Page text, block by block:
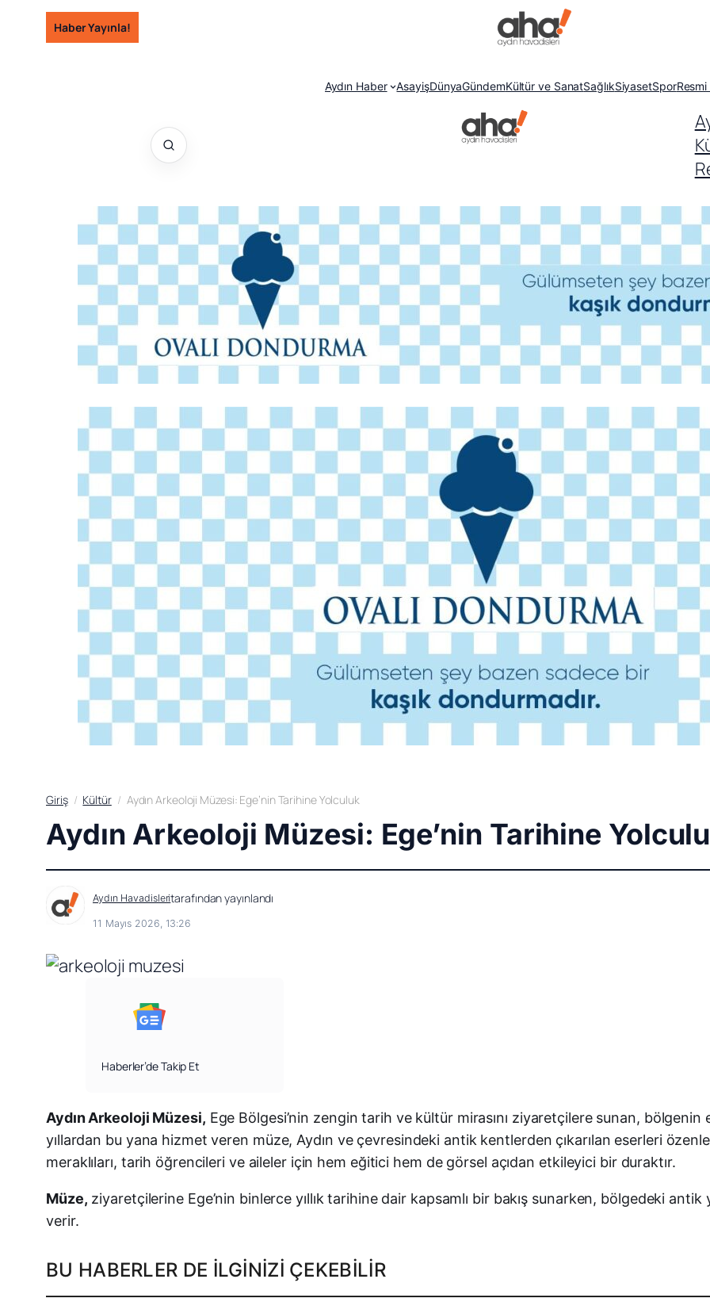
İçeriğeHaber Yayınla!
Aydın Haber AsayişDünyaGündemKültür ve SanatSağlıkSiyasetSpor
Giriş Kültür Aydın Arkeoloji Müzesi: Ege’nin Tarihine Yolculuk
Aydın Arkeoloji Müzesi: Ege’nin Tarihine
Aydın Havadisleritarafından yayınlandı
11 Mayıs 2026, 13:26
Haberler’de Takip Et
Aydın Arkeoloji Müzesi, Ege Bölgesi’nin zengin tarih ve kültür mirasını ziyaretçilere sunan,
yıllardan bu yana hizmet veren müze, Aydın ve çevresindeki antik kentlerden çıkarılan eserleri
meraklıları, tarih öğrencileri ve aileler için hem eğitici hem de görsel açıdan etkileyici bir duraktır.
Müze, ziyaretçilerine Ege’nin binlerce yıllık tarihine dair kapsamlı bir bakış sunarken, bölgedeki
verir.
BU HABERLER DE İLGINIZI ÇEKEBILIR